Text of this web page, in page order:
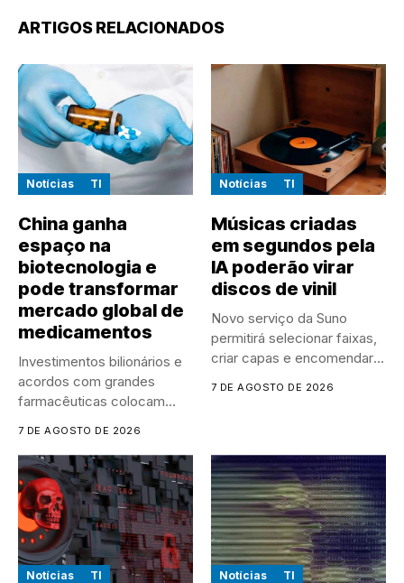
ARTIGOS RELACIONADOS
Notícias TI
China ganha
espaço na
biotecnologia e
pode transformar
mercado global de
medicamentos
Investimentos bilionários e
acordos com grandes
farmacêuticas colocam
7 DE AGOSTO DE 2026
Notícias TI
Músicas criadas
em segundos pela
IA poderão virar
discos de vinil
Novo serviço da Suno
permitirá selecionar faixas,
criar capas e encomendar
7 DE AGOSTO DE 2026
Notícias TI Notícias TI